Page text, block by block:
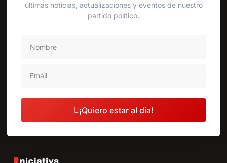
últimas noticias, actualizaciones y eventos de nuestro
partido político.
¡Quiero estar al día!